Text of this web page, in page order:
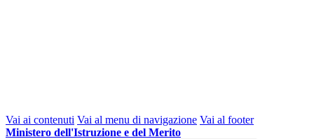
Vai ai contenuti Vai al menu di navigazione Vai al footer
Ministero dell'Istruzione e del Merito